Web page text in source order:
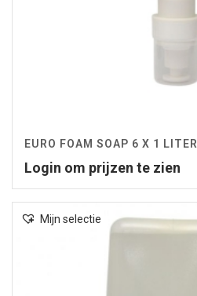
EURO FOAM SOAP 6 X 1 LITER
Login om prijzen te zien
Mijn selectie